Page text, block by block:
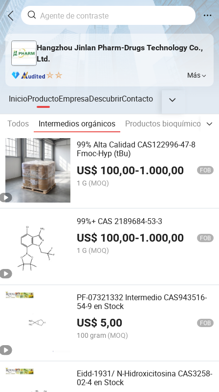
Hangzhou Jinlan Pharm-Drugs Technology Co.,
Ltd.
Más
InicioProductoEmpresaDescubrirContacto
Todos Intermedios orgánicos Productos bioquímicos
99% Alta Calidad CAS122996-47-8
Fmoc-Hyp (tBu)
US$ 100,00-1.000,00 FOB
1 G (MOQ)
99%+ CAS 2189684-53-3
US$ 100,00-1.000,00 FOB
1 G (MOQ)
PF-07321332 Intermedio CAS943516-
54-9 en Stock
US$ 5,00 FOB
100 gram (MOQ)
Eidd-1931/ N-Hidroxicitosina CAS3258-
02-4 en Stock